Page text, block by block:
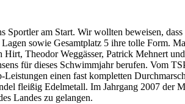
am Start. Wir wollten beweisen,
sowie Gesamtplatz 5 ihre tolle Form.
Theodor Weggässer, Patrick Mehnert
für dieses Schwimmjahr berufen. Vom
einen fast kompletten
fleißig Edelmetall. Im Jahrgang 2007 der
Landes zu gelangen.